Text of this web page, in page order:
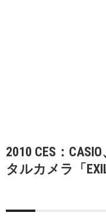
2010 CES：
タルカメラ「